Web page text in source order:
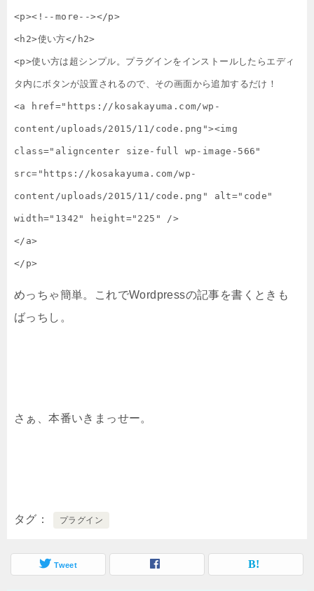
<p><!--more--></p>
<h2>使い方</h2>
<p>使い方は超シンプル。プラグインをインストールしたらエディ
タ内にボタンが設置されるので、その画面から追加するだけ！
<a href="https://kosakayuma.com/wp-
content/uploads/2015/11/code.png"><img
class="aligncenter size-full wp-image-566"
src="https://kosakayuma.com/wp-
content/uploads/2015/11/code.png" alt="code"
width="1342" height="225" />
</a>
</p>
めっちゃ簡単。これでWordpressの記事を書くときも
ばっちし。
さぁ、本番いきまっせー。
タグ プラグイン
Tweet